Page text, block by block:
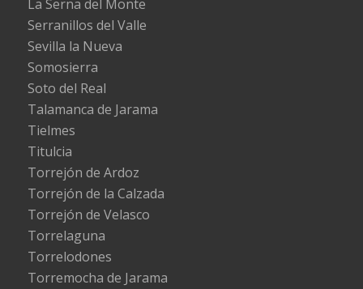
La Serna del Monte
Serranillos del Valle
Sevilla la Nueva
Somosierra
Soto del Real
Talamanca de Jarama
Tielmes
Titulcia
Torrejón de Ardoz
Torrejón de la Calzada
Torrejón de Velasco
Torrelaguna
Torrelodones
Torremocha de Jarama